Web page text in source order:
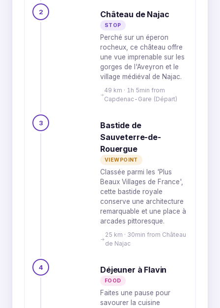
2 Château de Najac
STOP
Perché sur un éperon
rocheux, ce château offre
une vue imprenable sur les
gorges de l'Aveyron et le
village médiéval de Najac.
49 km · 1h 5min from
Capdenac-Gare (Départ)
3
Bastide de
Sauveterre-de-
Rouergue
VIEWPOINT
Classée parmi les 'Plus
Beaux Villages de France',
cette bastide royale
conserve une architecture
remarquable et une place à
arcades pittoresque.
25 km · 30min from Château
de Najac
4 Déjeuner à Flavin
FOOD
Faites une pause pour
savourer la cuisine